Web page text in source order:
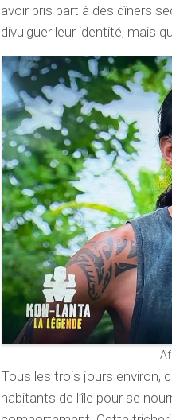
avoir pris part à des dîners
divulguer leur identité, mais
Tous les trois jours environ,
habitants de l’île pour se